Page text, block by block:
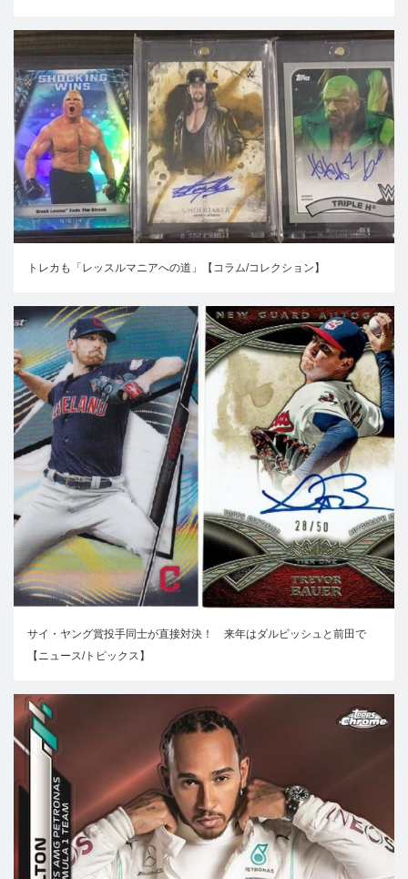
トレカも「レッスルマニアへの道」【コラム/コレクション】
サイ・ヤング賞投手同士が直接対決！ 来年はダルビッシュと前田で
【ニュース/トピックス】